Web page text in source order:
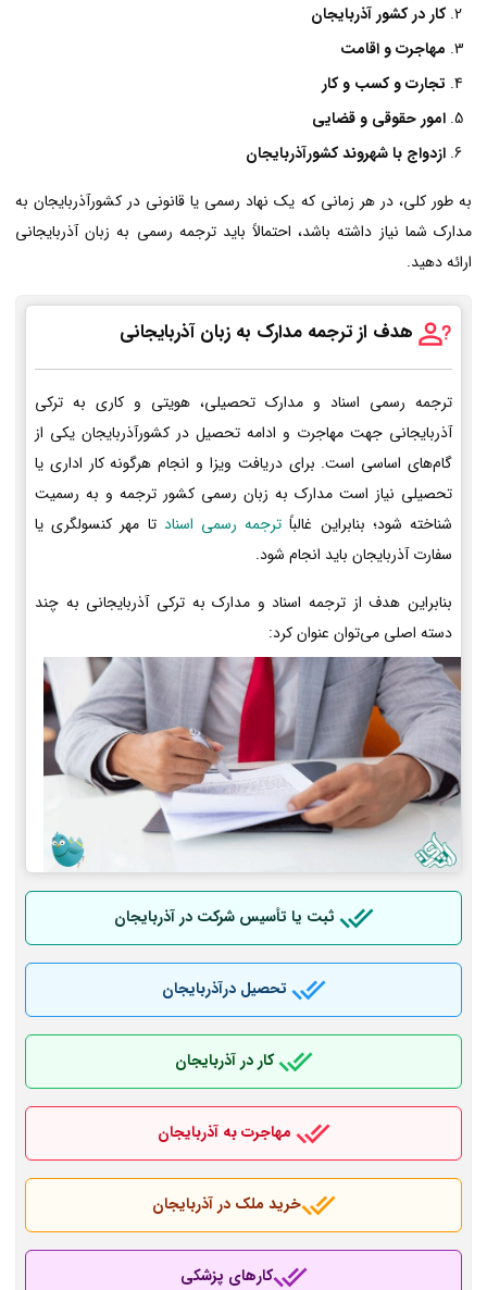
کار در کشور آذربایجان
مهاجرت و اقامت
تجارت و کسب و کار
امور حقوقی و قضایی
ازدواج با شهروند کشورآذربایجان
به طور کلی، در هر زمانی که یک نهاد رسمی یا قانونی در کشورآذربایجان به
مدارک شما نیاز داشته باشد، احتمالاً باید ترجمه رسمی به زبان آذربایجانی
ارائه دهید.
هدف از ترجمه مدارک به زبان آذربایجانی
ترجمه رسمی اسناد و مدارک تحصیلی، هویتی و کاری به ترکی
آذربایجانی جهت مهاجرت و ادامه تحصیل در کشورآذربایجان یکی از
گام‌های اساسی است. برای دریافت ویزا و انجام هرگونه کار اداری یا
تحصیلی نیاز است مدارک به زبان رسمی کشور ترجمه و به رسمیت
شناخته شود؛ بنابراین غالباً ترجمه رسمی اسناد تا مهر کنسولگری یا
سفارت آذربایجان باید انجام شود.
بنابراین هدف از ترجمه اسناد و مدارک به ترکی آذربایجانی به چند
دسته اصلی می‌توان عنوان کرد:
ثبت یا تأسیس شرکت در آذربایجان
تحصیل درآذربایجان
کار در آذربایجان
مهاجرت به آذربایجان
خرید ملک در آذربایجان
کارهای پزشکی